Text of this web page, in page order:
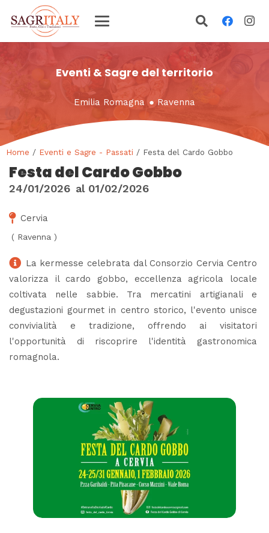
Eventi & Sagre del territorio
Emilia Romagna ● Ravenna
Home / Eventi e Sagre - Passati / Festa del Cardo Gobbo
Festa del Cardo Gobbo
24/01/2026 al 01/02/2026
Cervia
( Ravenna )
La kermesse celebrata dal Consorzio Cervia Centro
valorizza il cardo gobbo, eccellenza agricola locale
coltivata nelle sabbie. Tra mercatini artigianali e
degustazioni gourmet in centro storico, l'evento unisce
convivialità e tradizione, offrendo ai visitatori
l'opportunità di riscoprire l'identità gastronomica
romagnola.